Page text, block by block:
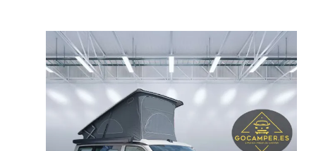
precio
original
era:
69,900.00€.
El
precio
actual
es:
55,900.00€.